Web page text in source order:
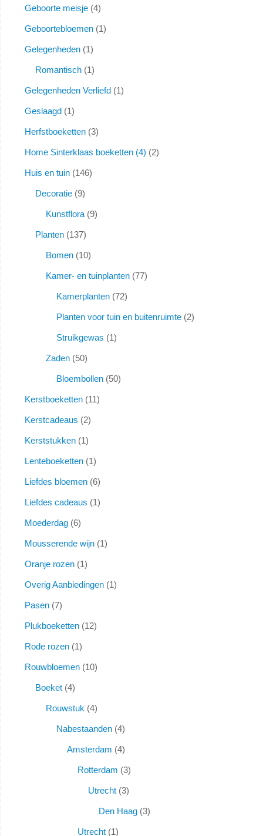
Geboorte meisje 4
Geboortebloemen 1
Gelegenheden 1
Romantisch 1
Gelegenheden Verliefd 1
Geslaagd 1
Herfstboeketten 3
Home Sinterklaas boeketten (4) 2
Huis en tuin 146
Decoratie 9
Kunstflora 9
Planten 137
Bomen 10
Kamer- en tuinplanten 77
Kamerplanten 72
Planten voor tuin en buitenruimte 2
Struikgewas 1
Zaden 50
Bloembollen 50
Kerstboeketten 11
Kerstcadeaus 2
Kerststukken 1
Lenteboeketten 1
Liefdes bloemen 6
Liefdes cadeaus 1
Moederdag 6
Mousserende wijn 1
Oranje rozen 1
Overig Aanbiedingen 1
Pasen 7
Plukboeketten 12
Rode rozen 1
Rouwbloemen 10
Boeket 4
Rouwstuk 4
Nabestaanden 4
Amsterdam 4
Rotterdam 3
Utrecht 3
Den Haag 3
Utrecht 1